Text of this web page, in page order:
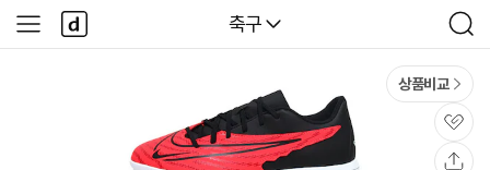
다나와
축구
검
색
사
이
다
나
와
상품비교
관
심